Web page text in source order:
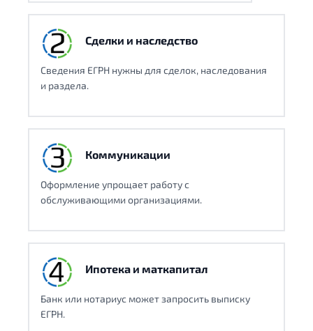
Сделки и наследство
Сведения ЕГРН нужны для сделок, наследования
и раздела.
Коммуникации
Оформление упрощает работу с
обслуживающими организациями.
Ипотека и маткапитал
Банк или нотариус может запросить выписку
ЕГРН.